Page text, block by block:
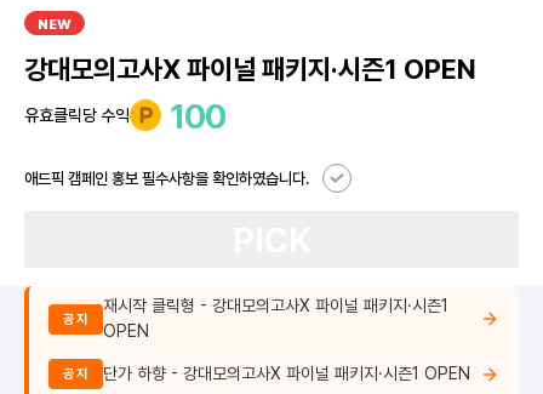
NEW
강대모의고사X 파이널 패키지·시즌1 OPEN
유효클릭당 수익 100
애드픽 캠페인 홍보 필수사항을 확인하였습니다.
공지
재시작 클릭형 - 강대모의고사X 파이널 패키지·시즌1
OPEN
공지 단가 하향 - 강대모의고사X 파이널 패키지·시즌1 OPEN